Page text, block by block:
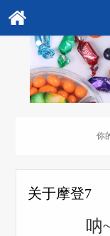
你
关于摩登7
呐